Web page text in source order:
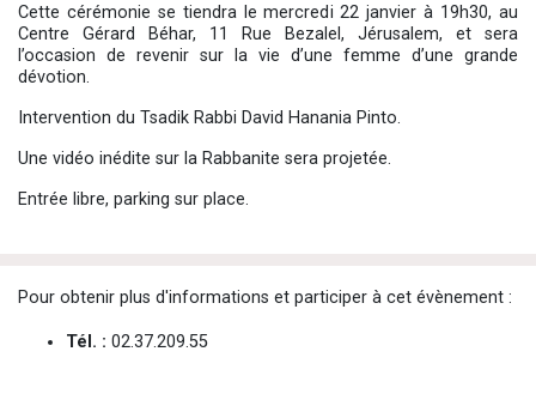
Cette cérémonie se tiendra le mercredi 22 janvier à 19h30, au
Centre Gérard Béhar, 11 Rue Bezalel, Jérusalem, et sera
l’occasion de revenir sur la vie d’une femme d’une grande
dévotion.
Intervention du Tsadik Rabbi David Hanania Pinto.
Une vidéo inédite sur la Rabbanite sera projetée.
Entrée libre, parking sur place.
Pour obtenir plus d'informations et participer à cet évènement :
Tél. : 02.37.209.55